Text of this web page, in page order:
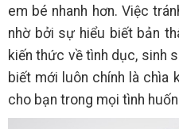
em bé nhanh hơn. Việc
nhờ bởi sự hiểu biết bản
kiến thức về tình dục, sinh
biết mới luôn chính là chìa
cho bạn trong mọi tình